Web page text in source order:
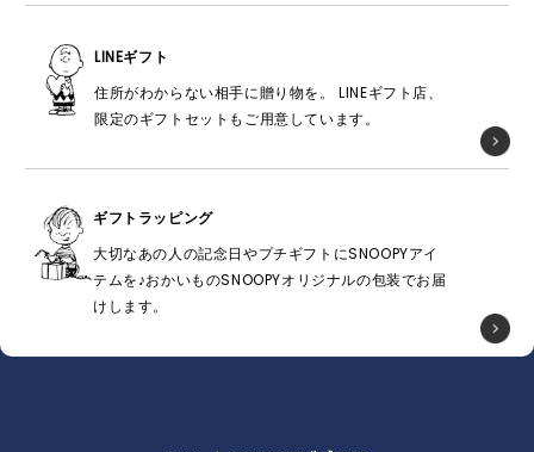
LINEギフト
住所がわからない相手に贈り物を。 LINEギフト店、
限定のギフトセットもご用意しています。
ギフトラッピング
大切なあの人の記念日やプチギフトにSNOOPYアイ
テムを♪おかいものSNOOPYオリジナルの包装でお届
けします。